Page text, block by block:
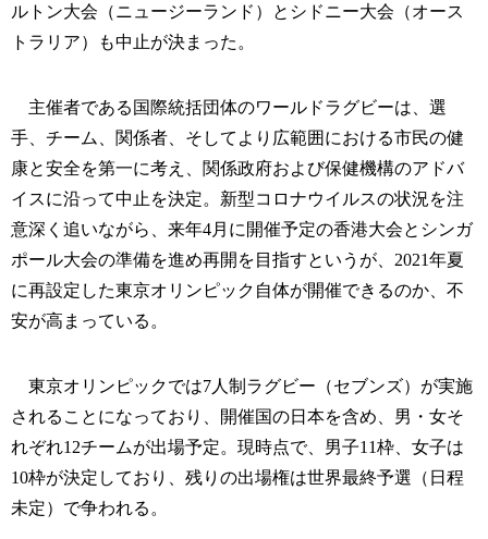
ルトン大会（ニュージーランド）とシドニー大会（オース
トラリア）も中止が決まった。
主催者である国際統括団体のワールドラグビーは、選
手、チーム、関係者、そしてより広範囲における市民の健
康と安全を第一に考え、関係政府および保健機構のアドバ
イスに沿って中止を決定。新型コロナウイルスの状況を注
意深く追いながら、来年4月に開催予定の香港大会とシンガ
ポール大会の準備を進め再開を目指すというが、2021年夏
に再設定した東京オリンピック自体が開催できるのか、不
安が高まっている。
東京オリンピックでは7人制ラグビー（セブンズ）が実施
されることになっており、開催国の日本を含め、男・女そ
れぞれ12チームが出場予定。現時点で、男子11枠、女子は
10枠が決定しており、残りの出場権は世界最終予選（日程
未定）で争われる。